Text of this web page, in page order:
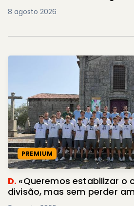
8 agosto 2026
PREMIUM
D. «Queremos estabilizar o
divisão, mas sem perder